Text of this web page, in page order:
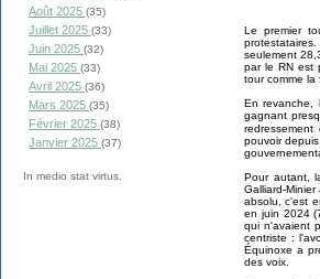
Août 2025 (35)
Juillet 2025 (33)
Juin 2025 (32)
Mai 2025 (33)
Avril 2025 (36)
Mars 2025 (35)
Février 2025 (38)
Janvier 2025 (37)
In medio stat virtus.
Le premier
seulement
par le RN est
tour comme la
En revanche,
gagnant
pouvoir
Pour autant,
Galliard-
absolu, c'est
en juin 2024
qui n'avaient
centriste :
Équinoxe a
des voix.